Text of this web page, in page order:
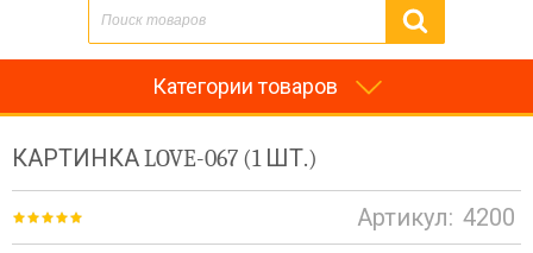
Категории товаров
КАРТИНКА LOVE-067 (1 ШТ.)
Артикул: 4200